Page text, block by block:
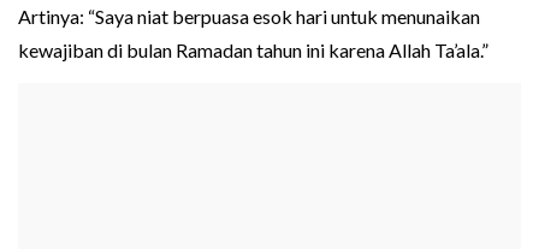
Artinya: “Saya niat berpuasa esok hari untuk menunaikan
kewajiban di bulan Ramadan tahun ini karena Allah Ta’ala.”